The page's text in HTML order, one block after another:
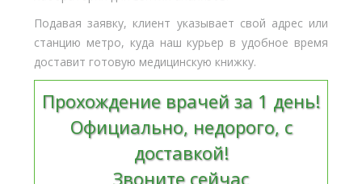
Подавая заявку, клиент указывает свой адрес или
станцию метро, куда наш курьер в удобное время
доставит готовую медицинскую книжку.
Прохождение врачей за 1 день!
Официально, недорого, с
доставкой!
Звоните сейчас